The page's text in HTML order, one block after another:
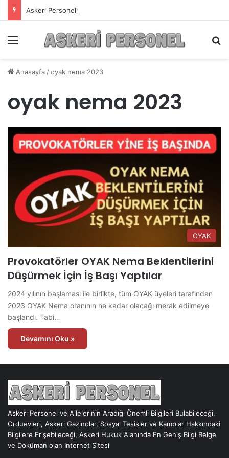
Askeri Personelin Güncel Haber ve Bilgi Sitesi.
Anasayfa /oyak nema 2023
oyak nema 2023
OYAK
Provokatörler OYAK Nema Beklentilerini
Düşürmek İçin İş Başı Yaptılar
2024 yılının başlaması ile birlikte, tüm OYAK üyeleri tarafından
2023 OYAK Nema oranının ne kadar olacağı merak edilmeye
başlandı. Tabi…
Devamını Oku »
Askeri Personel ve Ailelerinin Aradığı Önemli Bilgileri Bulabileceği,
Orduevleri, Askeri Gazinolar, Sosyal Tesisler ve Kamplar Hakkındaki
Bilgilere Erişebileceği, Askeri Hukuk Alanında En Geniş Bilgi Belge
ve Doküman olan İnternet Sitesi